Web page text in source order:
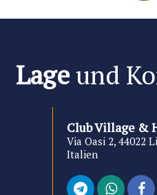
Lageund
Club Village &
Via Oasi 2, 44022
Italien